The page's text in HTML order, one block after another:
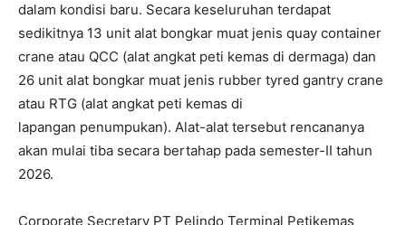
dalam kondisi baru. Secara keseluruhan terdapat
sedikitnya 13 unit alat bongkar muat jenis quay container
crane atau QCC (alat angkat peti kemas di dermaga) dan
26 unit alat bongkar muat jenis rubber tyred gantry crane
atau RTG (alat angkat peti kemas di
lapangan penumpukan). Alat-alat tersebut rencananya
akan mulai tiba secara bertahap pada semester-II tahun
2026.
Corporate Secretary PT Pelindo Terminal Petikemas